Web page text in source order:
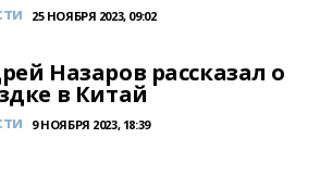
25 НОЯБРЯ 2023, 09:02
Назаров рассказал о
в Китай
9 НОЯБРЯ 2023, 18:39